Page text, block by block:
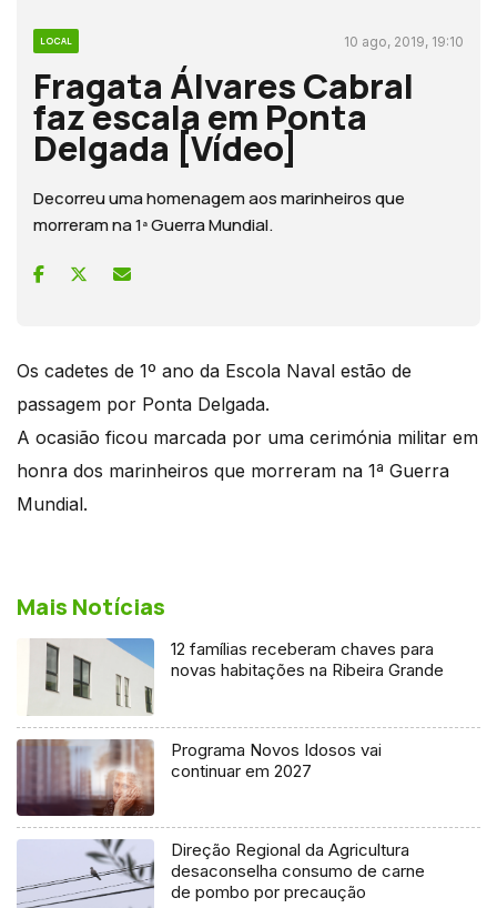
LOCAL 10 ago, 2019, 19:10
Fragata Álvares Cabral
faz escala em Ponta
Delgada [Vídeo]
Decorreu uma homenagem aos marinheiros que
morreram na 1ª Guerra Mundial.
Os cadetes de 1º ano da Escola Naval estão de
passagem por Ponta Delgada.
A ocasião ficou marcada por uma cerimónia militar em
honra dos marinheiros que morreram na 1ª Guerra
Mundial.
Mais Notícias
12 famílias receberam chaves para
novas habitações na Ribeira Grande
Programa Novos Idosos vai
continuar em 2027
Direção Regional da Agricultura
desaconselha consumo de carne
de pombo por precaução